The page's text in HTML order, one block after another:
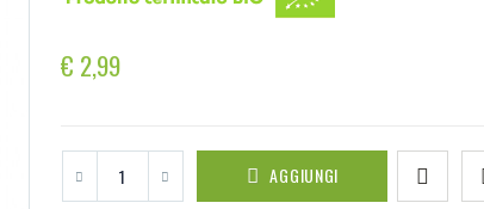
€ 2,99
AGGIUNGI